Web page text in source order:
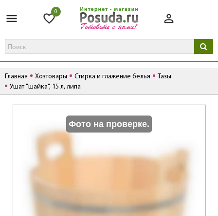
0
Главная Хозтовары Стирка и глажение белья
Тазы
Ушат "шайка", 15 л, липа
Фото на проверке.